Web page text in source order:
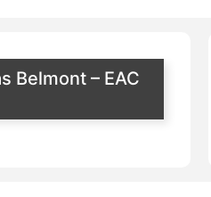
Belmont – EAC